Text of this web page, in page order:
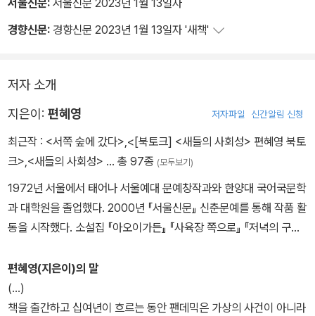
서울신문: 서울신문 2023년 1월 13일자
경향신문: 경향신문 2023년 1월 13일자 '새책'
저자 소개
지은이: 편혜영 저자파일 신간알림 신청
최근작 : <서쪽 숲에 갔다>,<[북토크] <새들의 사회성> 편혜영 북토
크>,<새들의 사회성> … 총 97종 (모두보기)
1972년 서울에서 태어나 서울예대 문예창작과와 한양대 국어국문학
과 대학원을 졸업했다. 2000년 『서울신문』 신춘문예를 통해 작품 활
동을 시작했다. 소설집 『아오이가든』 『사육장 쪽으로』 『저녁의 구애』
소설 『재와 빨강』 『서쪽 숲에 갔다』 『선의 법칙』 『홀』 『죽은 자로 하
여금』 등이 있다. 한국일보문학상, 이효석문학상, 젊은작가상, 오늘의
젊은 예술가상, 동인문학상, 이상문학상, 현대문학상, 김유정문학상,
편혜영(지은이)의 말
(…)
책을 출간하고 십여년이 흐르는 동안 팬데믹은 가상의 사건이 아니라